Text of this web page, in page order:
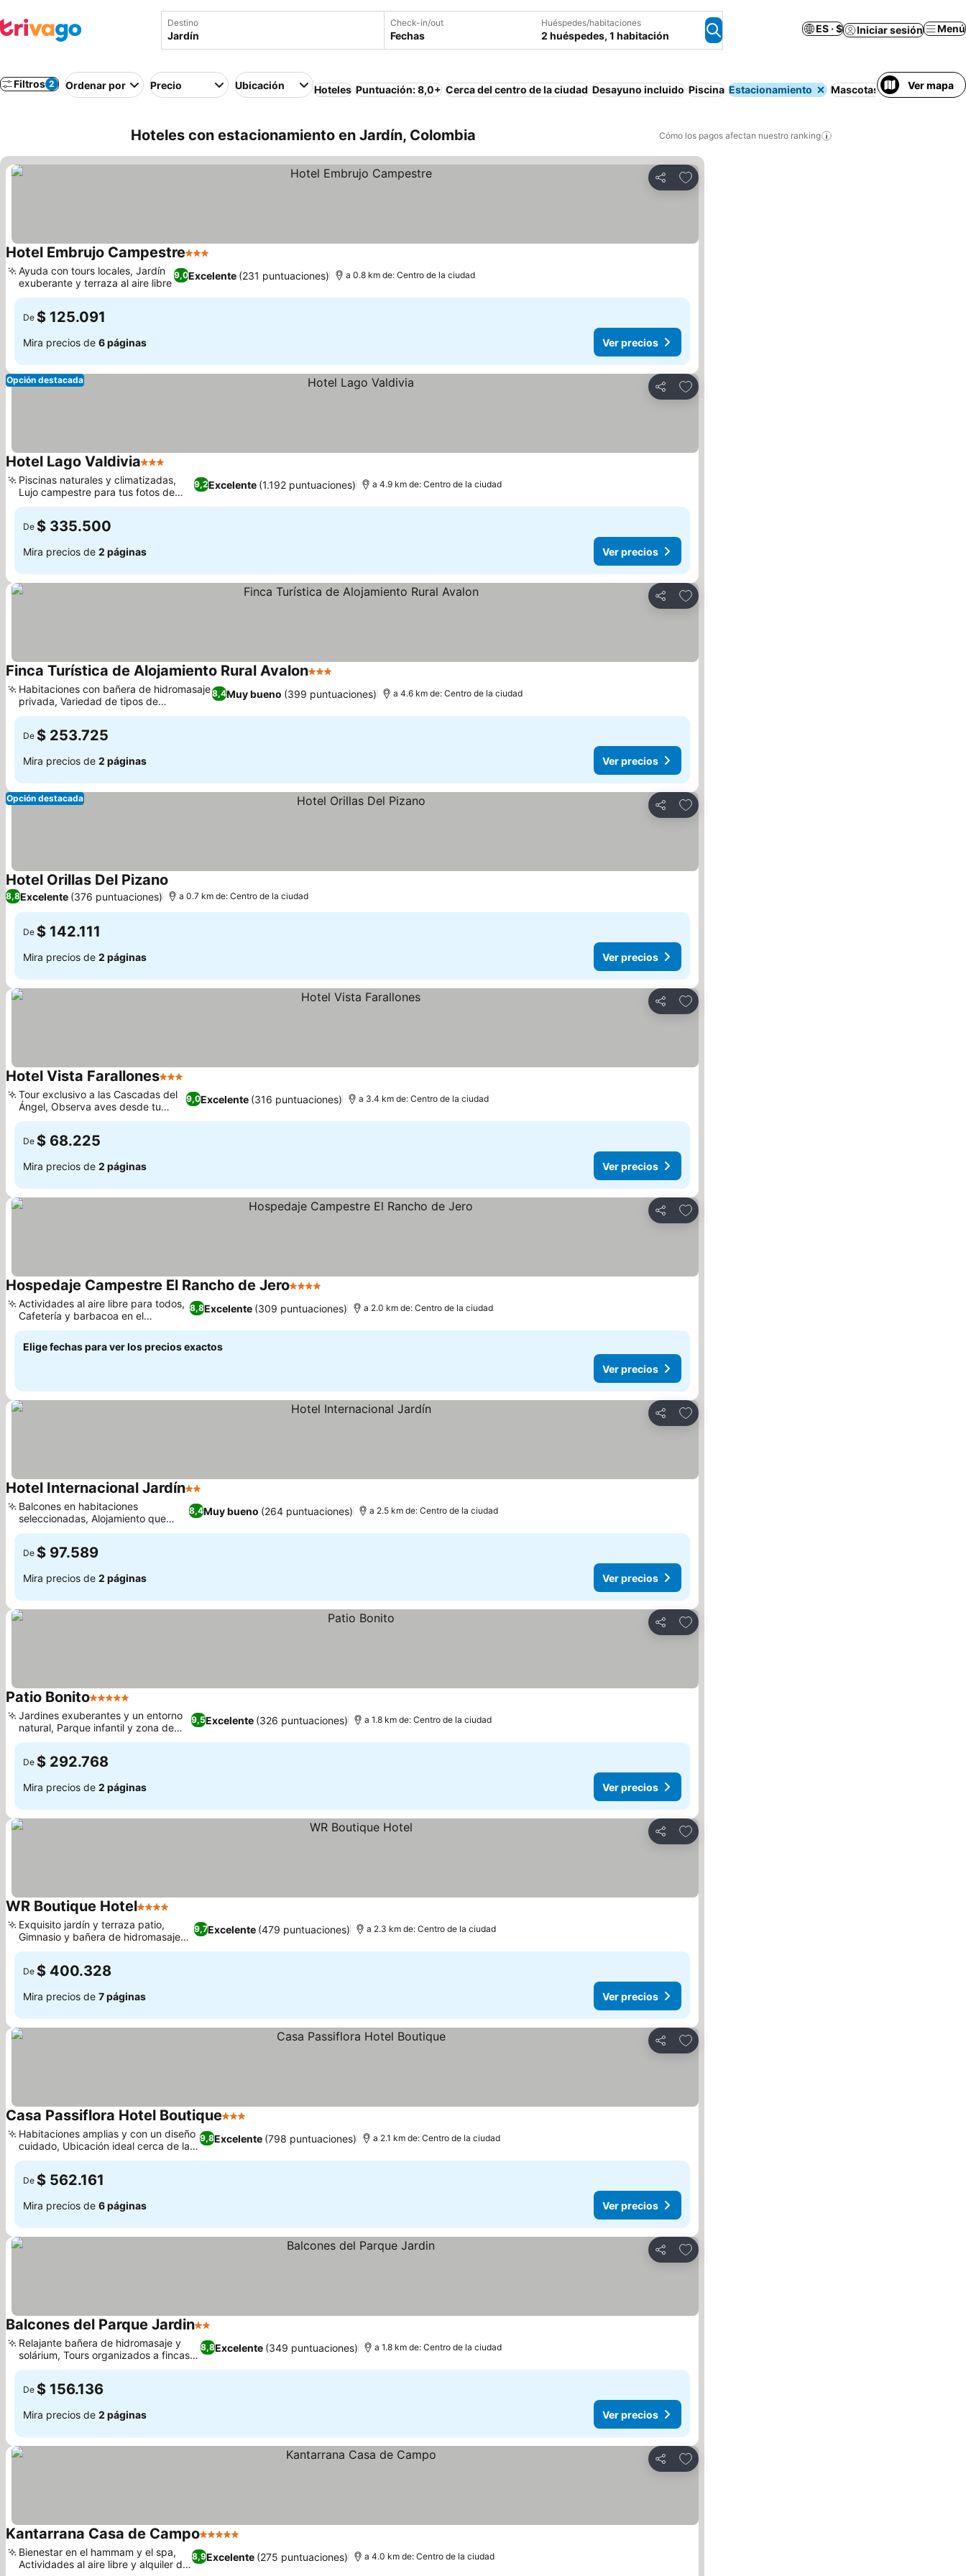
Destino Check-in/out
Fechas
Huéspedes/habitaciones
2 huéspedes, 1 habitación
ES · $ Iniciar sesión Menú
Filtros 2 Ordenar por Precio Ubicación Hoteles Puntuación: 8,0+ Cerca del centro de la ciudad Desayuno incluido Piscina Estacionamiento Mascotas permitidas
Ver mapa
Hoteles con estacionamiento en Jardín, Colombia Cómo los pagos afectan nuestro ranking
Compartir
Agregar a favoritos
Hotel Embrujo Campestre3 Estrellas
9,0Excelente (231 puntuaciones)
Ayuda con tours locales, Jardín
exuberante y terraza al aire libre
a 0.8 km de: Centro de la ciudad
De $ 125.091
Mira precios de 6 páginas Ver precios
Compartir
Agregar a favoritos
Opción destacada
Hotel Lago Valdivia3 Estrellas
9,2Excelente (1.192 puntuaciones)
Piscinas naturales y climatizadas,
Lujo campestre para tus fotos de
Instagram
a 4.9 km de: Centro de la ciudad
De $ 335.500
Mira precios de 2 páginas Ver precios
Compartir
Agregar a favoritos
Finca Turística de Alojamiento Rural Avalon3 Estrellas
8,4Muy bueno (399 puntuaciones)
Habitaciones con bañera de hidromasaje
privada, Variedad de tipos de
habitaciones únicas
a 4.6 km de: Centro de la ciudad
De $ 253.725
Mira precios de 2 páginas Ver precios
Compartir
Agregar a favoritos
Opción destacada
Hotel Orillas Del PizanoVer precios
8,8Excelente (376 puntuaciones) a 0.7 km de: Centro de la ciudad
De $ 142.111
Mira precios de 2 páginas Ver precios
Compartir
Agregar a favoritos
Hotel Vista Farallones3 Estrellas
9,0Excelente (316 puntuaciones)
Tour exclusivo a las Cascadas del
Ángel, Observa aves desde tu
balcón
a 3.4 km de: Centro de la ciudad
De $ 68.225
Mira precios de 2 páginas Ver precios
Compartir
Agregar a favoritos
Hospedaje Campestre El Rancho de Jero4 Estrellas
8,8Excelente (309 puntuaciones)
Actividades al aire libre para todos,
Cafetería y barbacoa en el
alojamiento
a 2.0 km de: Centro de la ciudad
Elige fechas para ver los precios exactos
Ver precios
Compartir
Agregar a favoritos
Hotel Internacional Jardín2 Estrellas
8,4Muy bueno (264 puntuaciones)
Balcones en habitaciones
seleccionadas, Alojamiento que
acepta mascotas
a 2.5 km de: Centro de la ciudad
De $ 97.589
Mira precios de 2 páginas Ver precios
Compartir
Agregar a favoritos
Patio Bonito5 Estrellas
9,5Excelente (326 puntuaciones)
Jardines exuberantes y un entorno
natural, Parque infantil y zona de
pícnic
a 1.8 km de: Centro de la ciudad
De $ 292.768
Mira precios de 2 páginas Ver precios
Compartir
Agregar a favoritos
WR Boutique Hotel4 Estrellas
9,7Excelente (479 puntuaciones)
Exquisito jardín y terraza patio,
Gimnasio y bañera de hidromasaje
en el hotel
a 2.3 km de: Centro de la ciudad
De $ 400.328
Mira precios de 7 páginas Ver precios
Compartir
Agregar a favoritos
Casa Passiflora Hotel Boutique3 Estrellas
9,8Excelente (798 puntuaciones)
Habitaciones amplias y con un diseño
cuidado, Ubicación ideal cerca de la
plaza
a 2.1 km de: Centro de la ciudad
De $ 562.161
Mira precios de 6 páginas Ver precios
Compartir
Agregar a favoritos
Balcones del Parque Jardin2 Estrellas
8,8Excelente (349 puntuaciones)
Relajante bañera de hidromasaje y
solárium, Tours organizados a fincas
cafeteras
a 1.8 km de: Centro de la ciudad
De $ 156.136
Mira precios de 2 páginas Ver precios
Compartir
Agregar a favoritos
Kantarrana Casa de Campo5 Estrellas
8,9Excelente (275 puntuaciones)
Bienestar en el hammam y el spa,
Actividades al aire libre y alquiler de
a 4.0 km de: Centro de la ciudad